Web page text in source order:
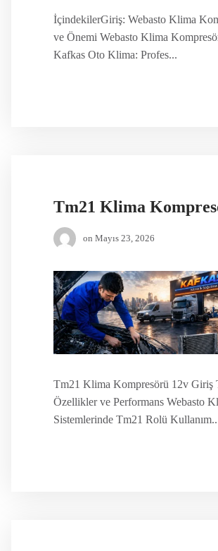
İçindekilerGiriş: Webasto Klima
ve Önemi Webasto Klima
Kafkas Oto Klima: Profes...
Tm21 Klima
on Mayıs 23, 2026
Tm21 Klima Kompresörü 12v Giriş
Özellikler ve Performans Webasto
Sistemlerinde Tm21 Rolü